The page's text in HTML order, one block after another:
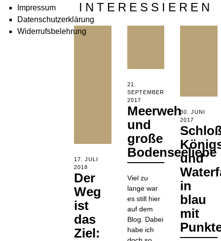
INTERESSIEREN
POSTED
ON
17. JULI
2018
DEZEMBER
2018
Der
Weg
ist
das
Ziel:
POSTED
ON
21.
SEPTEMBER
2017
APRIL
2020
Meerweh
und
große
Bodenseeliebe
Viel zu
lange war
es still hier
auf dem
Blog. Dabei
habe ich
POSTED
ON
30. JUNI
2017
APRIL
2020
und
in
blau
mit
Impressum
Datenschutzerklärung
Widerrufsbelehrung